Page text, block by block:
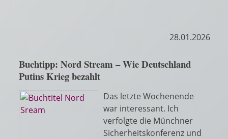
28.01.2026
Buchtipp: Nord Stream – Wie Deutschland
Putins Krieg bezahlt
Das letzte Wochenende
war interessant. Ich
verfolgte die Münchner
Sicherheitskonferenz und